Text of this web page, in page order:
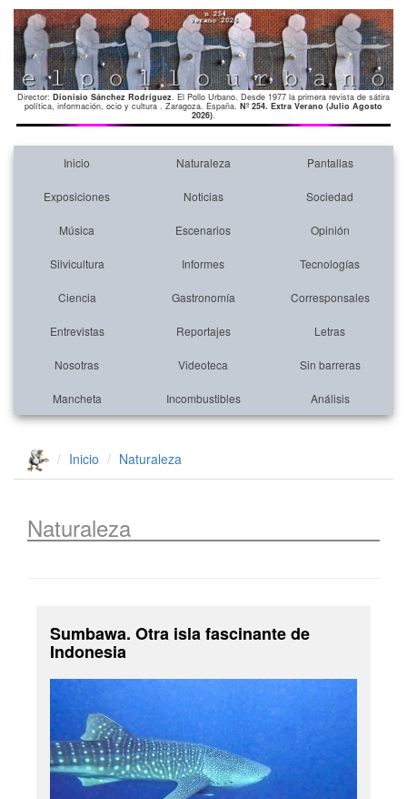
Director: Dionisio Sánchez Rodríguez. El Pollo Urbano. Desde 1977 la primera revista de sátira
política, información, ocio y cultura . Zaragoza. España. Nº 254. Extra Verano (Julio Agosto
2026).
Inicio Naturaleza Pantallas
Exposiciones Noticias Sociedad
Música Escenarios Opinión
Silvicultura Informes Tecnologías
Ciencia Gastronomía Corresponsales
Entrevistas Reportajes Letras
Nosotras Videoteca Sin barreras
Mancheta Incombustibles Análisis
Inicio Naturaleza
Naturaleza
Sumbawa. Otra isla fascinante de
Indonesia